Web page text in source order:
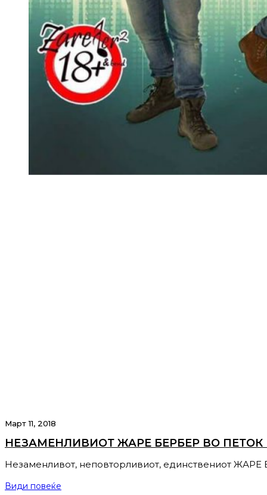
Март 11, 2018
НЕЗАМЕНЛИВИОТ ЖАРЕ БЕРБЕР ВО ПЕТОК
Незаменливот, неповторливиот, единствениот ЖАРЕ
Види повеќе